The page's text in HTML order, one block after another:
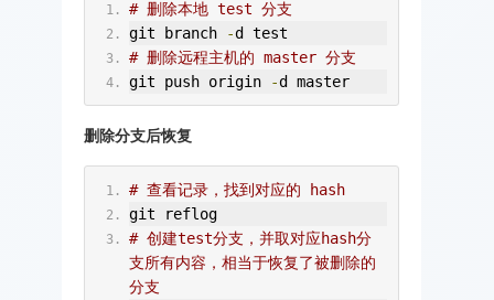
# 删除本地 test 分支
git branch
-d test
# 删除远程主机的 master 分支
git push origin
-d master
删除分支后恢复
# 查看记录，找到对应的 hash
git reflog
# 创建test分支，并取对应hash分
支所有内容，相当于恢复了被删除的
分支